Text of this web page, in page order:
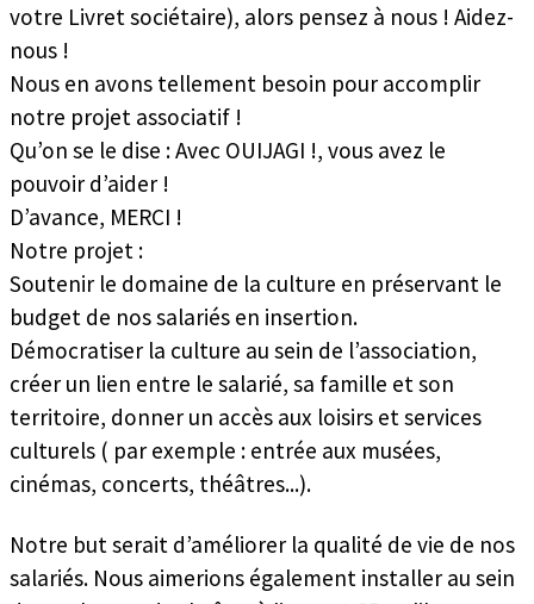
votre Livret sociétaire), alors pensez à nous ! Aidez-
nous !
Nous en avons tellement besoin pour accomplir
notre projet associatif !
Qu’on se le dise : Avec OUIJAGI !, vous avez le
pouvoir d’aider !
D’avance, MERCI !
Notre projet :
Soutenir le domaine de la culture en préservant le
budget de nos salariés en insertion.
Démocratiser la culture au sein de l’association,
créer un lien entre le salarié, sa famille et son
territoire, donner un accès aux loisirs et services
culturels ( par exemple : entrée aux musées,
cinémas, concerts, théâtres...).
Notre but serait d’améliorer la qualité de vie de nos
salariés. Nous aimerions également installer au sein